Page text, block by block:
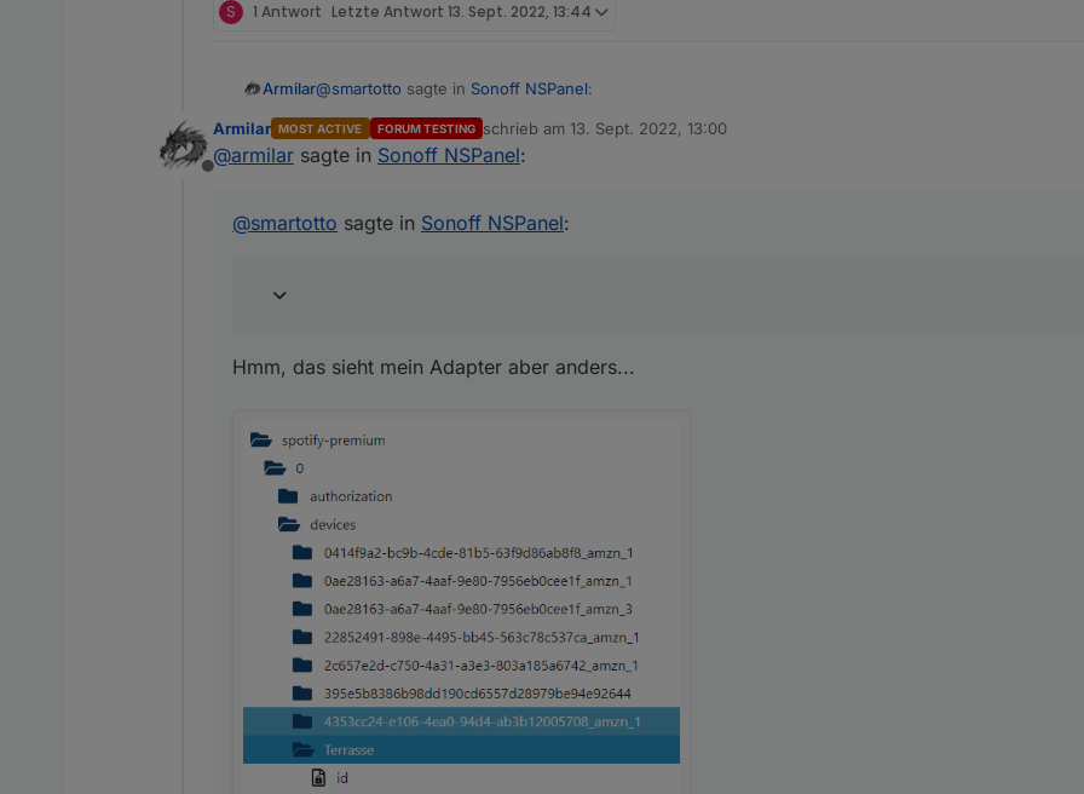
S 1 Antwort Letzte Antwort 13. Sept. 2022, 13:44
Armilar@smartotto sagte in Sonoff NSPanel:
@ niiccooo1Ja, ich nutze auch den Spotify Adapter. Und nein. Dieser erkennt leider nicht die Sonos
Hmm, das sieht mein Adapter aber anders...
Offline
Armilar MOST ACTIVE FORUM TESTING schrieb am13. Sept. 2022, 13:00
zuletzt editiert von
@armilar sagte in Sonoff NSPanel:
@smartotto sagte in Sonoff NSPanel:
Hmm, das sieht mein Adapter aber anders...